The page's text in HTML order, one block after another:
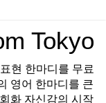
Tokyo
현 한마디를 무료
영어 한마디를 큰
화 자신감의 시작